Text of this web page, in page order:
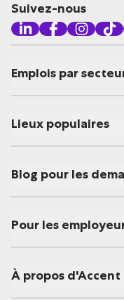
Suivez-nous
Emplois par
Lieux populaires
Blog pour les
Pour les
À propos d'Accent